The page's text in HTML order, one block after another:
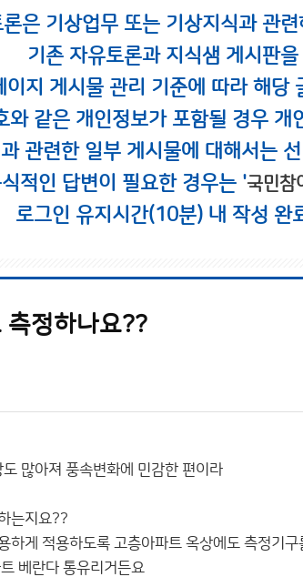
은 기상업무 또는 기상지식과 관
기존 자유토론과 지식샘 게시판
이지 게시물 관리 기준에 따라 해당
와 같은 개인정보가 포함될 경우
관련한 일부 게시물에 대해서는
적인 답변이 필요한 경우는 '국민참
로그인 유지시간(10분) 내 작성 완
정하나요??
많아져 풍속변화에 민감한 편이라
는지요??
하게 적용하도록 고층아파트 옥상에도 측정기
베란다 통유리거든요